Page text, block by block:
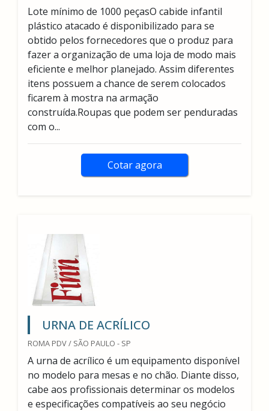
Lote mínimo de 1000 peçasO cabide infantil
plástico atacado é disponibilizado para se
obtido pelos fornecedores que o produz para
fazer a organização de uma loja de modo mais
eficiente e melhor planejado. Assim diferentes
itens possuem a chance de serem colocados
ficarem à mostra na armação
construída.Roupas que podem ser penduradas
com o...
Cotar agora
URNA DE ACRÍLICO
ROMA PDV / SÃO PAULO - SP
A urna de acrílico é um equipamento disponível
no modelo para mesas e no chão. Diante disso,
cabe aos profissionais determinar os modelos
e especificações compatíveis ao seu negócio